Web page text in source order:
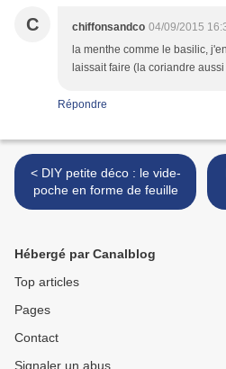
C chiffonsandco 04/09/2015
la menthe comme le basilic,
laissait faire (la coriandre
Répondre
< DIY petite déco : le vide-
poche en forme de feuille
Hébergé par Canalblog
Top articles
Pages
Contact
Signaler un abus